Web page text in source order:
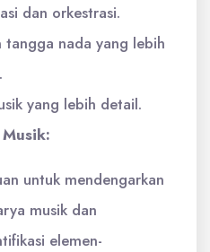
dan orkestrasi.
tangga nada yang lebih
yang lebih detail.
untuk mendengarkan
musik dan
elemen-